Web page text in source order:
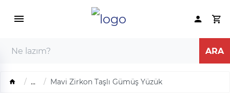
... Mavi Zirkon Taşlı Gümüş Yüzük